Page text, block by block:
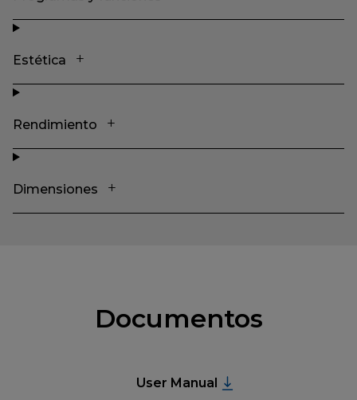
Estética
Rendimiento
Dimensiones
Documentos
User Manual